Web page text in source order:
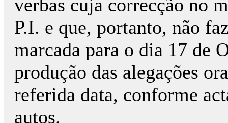
verbas cuja correcção no
P.I. e que, portanto, não
marcada para o dia 17 de
produção das alegações
referida data, conforme
autos.